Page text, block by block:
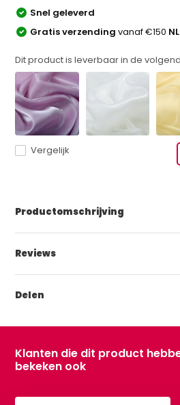
Snel geleverd
Gratis verzendingvanaf €150
Dit product is leverbaar in de
Vergelijk
Productomschrijving
Reviews
Delen
Klanten die dit product
bekeken ook